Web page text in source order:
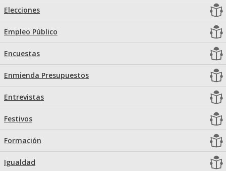
Elecciones
Empleo Público
Encuestas
Enmienda Presupuestos
Entrevistas
Festivos
Formación
Igualdad